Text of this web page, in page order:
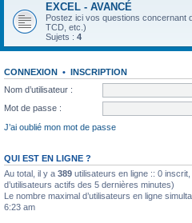
EXCEL - AVANCÉ
Postez ici vos questions concernant
TCD, etc.)
Sujets : 4
CONNEXION • INSCRIPTION
Nom d’utilisateur :
Mot de passe :
J’ai oublié mon mot de passe
QUI EST EN LIGNE ?
Au total, il y a 389 utilisateurs en ligne :: 0
d’utilisateurs actifs des 5 dernières minutes)
Le nombre maximal d’utilisateurs en ligne
6:23 am